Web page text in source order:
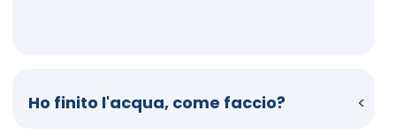
Ho finito l'acqua, come faccio?